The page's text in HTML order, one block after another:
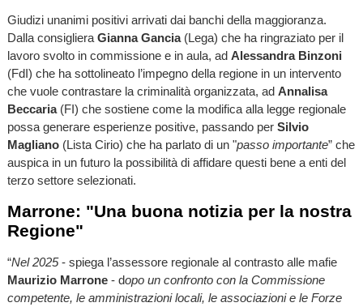
Giudizi unanimi positivi arrivati dai banchi della maggioranza.
Dalla consigliera Gianna Gancia(Lega) che ha ringraziato per il
lavoro svolto in commissione e in aula, ad Alessandra Binzoni
(FdI) che ha sottolineato l’impegno della regione in un intervento
che vuole contrastare la criminalità organizzata, ad Annalisa
Beccaria(FI) che sostiene come la modifica alla legge regionale
possa generare esperienze positive, passando per Silvio
Magliano(Lista Cirio) che ha parlato di un "passo importante” che
auspica in un futuro la possibilità di affidare questi bene a enti del
terzo settore selezionati.
Marrone: "Una buona notizia per la nostra
Regione"
“Nel 2025- spiega l’assessore regionale al contrasto alle mafie
Maurizio Marrone- dopo un confronto con la Commissione
competente, le amministrazioni locali, le associazioni e le Forze